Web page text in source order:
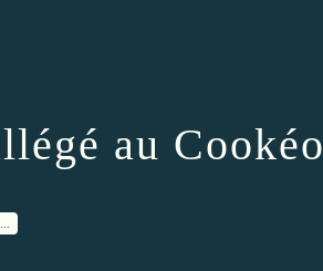
au Cookéo